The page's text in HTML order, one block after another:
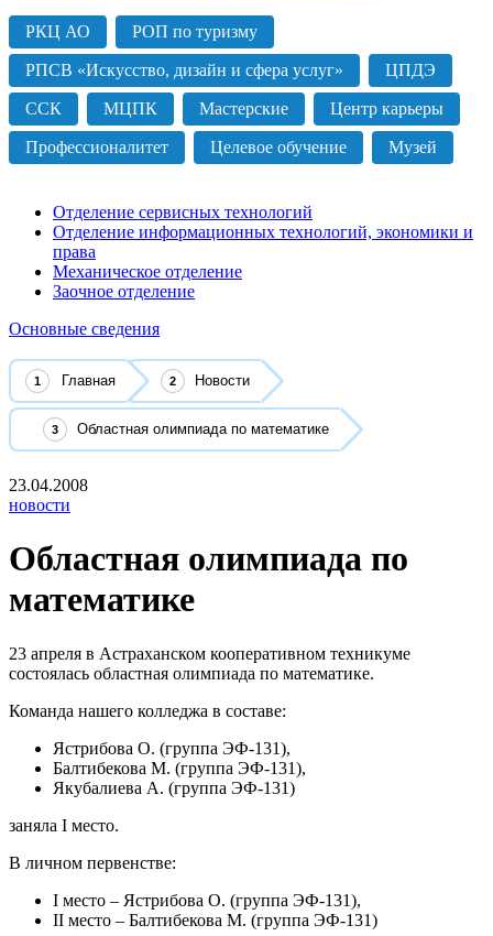
РКЦ АО РОП по туризму
РПСВ «Искусство, дизайн и сфера услуг» ЦПДЭ
ССК МЦПК Мастерские Центр карьеры
Профессионалитет Целевое обучение Музей
Отделение сервисных технологий
Отделение информационных технологий, экономики и
права
Механическое отделение
Заочное отделение
Основные сведения
Главная Новости
Областная олимпиада по математике
23.04.2008
новости
Областная олимпиада по
математике
23 апреля в Астраханском кооперативном техникуме
состоялась областная олимпиада по математике.
Команда нашего колледжа в составе:
Ястрибова О. (группа ЭФ-131),
Балтибекова М. (группа ЭФ-131),
Якубалиева А. (группа ЭФ-131)
заняла I место.
В личном первенстве:
I место – Ястрибова О. (группа ЭФ-131),
II место – Балтибекова М. (группа ЭФ-131)